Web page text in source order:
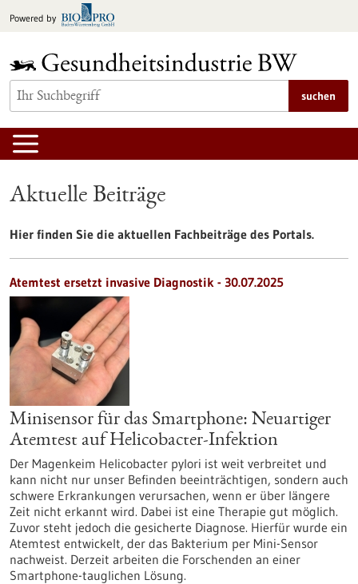
Inhalt
Powered by
suchen
Aktuelle Beiträge
Hier finden Sie die aktuellen Fachbeiträge des Portals.
Atemtest ersetzt invasive Diagnostik - 30.07.2025
Minisensor für das Smartphone: Neuartiger
Atemtest auf Helicobacter-Infektion
Der Magenkeim Helicobacter pylori ist weit verbreitet und
kann nicht nur unser Befinden beeinträchtigen, sondern auch
schwere Erkrankungen verursachen, wenn er über längere
Zeit nicht erkannt wird. Dabei ist eine Therapie gut möglich.
Zuvor steht jedoch die gesicherte Diagnose. Hierfür wurde ein
Atemtest entwickelt, der das Bakterium per Mini-Sensor
nachweist. Derzeit arbeiten die Forschenden an einer
Smartphone-tauglichen Lösung.